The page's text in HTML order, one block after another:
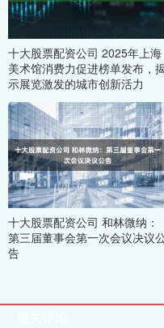
十大股票配资公司 2025年上海
美术馆消费力促进榜单发布，
示展览激发的城市创新活力
十大股票配资公司 和林微纳：
第三届董事会第一次会议决议
告